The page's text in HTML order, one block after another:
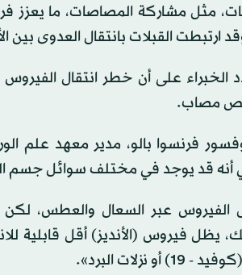
مثل مشاركة المصاصات، ما يعزز
ارتبطت القبلات بانتقال العدوى بين
على أن خطر انتقال
مصاب.
فرنسوا بالو، مدير معهد
أنه قد يوجد في مختلف سوائل جسم
الفيروس عبر السعال والعطس،
يظل فيروس (الأنديز) أقل قابلية
البرد».